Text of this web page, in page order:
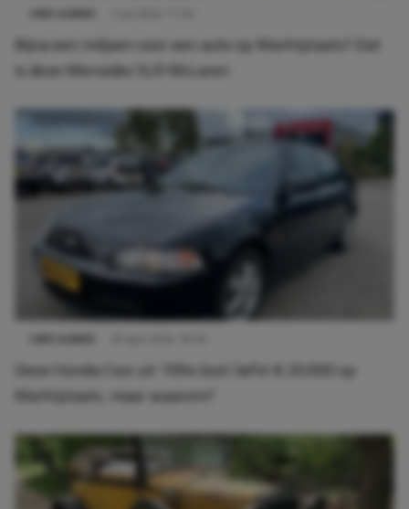
Bijna een miljoen voor een auto op Marktplaats? Dat
is deze Mercedes SLR McLaren
CARS & BIKES
Deze Honda Civic uit 1994 kost liefst € 20.000 op
Marktplaats, maar waarom?